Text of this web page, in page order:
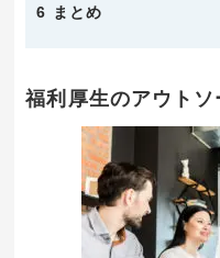
6 まとめ
福利厚生のアウトソ